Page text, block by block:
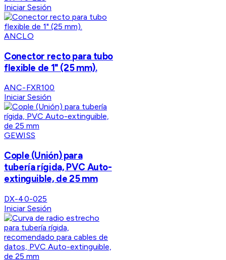
Iniciar Sesión
ANCLO
Conector recto para tubo
flexible de 1" (25 mm).
ANC-FXR100
Iniciar Sesión
GEWISS
Cople (Unión) para
tubería rígida, PVC Auto-
extinguible, de 25 mm
DX-40-025
Iniciar Sesión